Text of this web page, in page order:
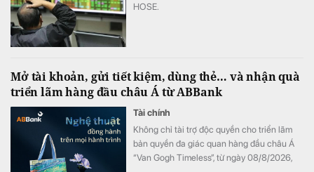
HOSE.
Mở tài khoản, gửi tiết kiệm, dùng thẻ… và nhận quà
triển lãm hàng đầu châu Á từ ABBank
Tài chính
Không chỉ tài trợ độc quyền cho triển lãm
bản quyền đa giác quan hàng đầu châu Á
“Van Gogh Timeless”, từ ngày 08/8/2026,